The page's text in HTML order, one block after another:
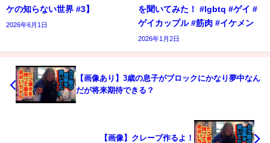
ケの知らない世界 #3】
2026年6月1日
を聞いてみた！ #lgbtq #ゲイ #
ゲイカップル #筋肉 #イケメン
2026年1月2日
【画像あり】3歳の息子がブロックにかなり夢中なん
だが将来期待できる？
【画像】クレープ作るよ！